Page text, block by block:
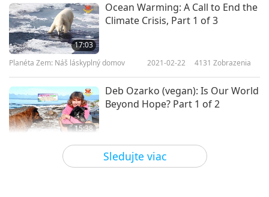
Sledujte viac
17:03
Ocean Warming: A Call to End the
Climate Crisis, Part 1 of 3
Planéta Zem: Náš láskyplný domov 2021-02-22 4131 Zobrazenia
15:38
Deb Ozarko (vegan): Is Our World
Beyond Hope? Part 1 of 2
Planéta Zem: Náš láskyplný domov 2021-02-09 4712